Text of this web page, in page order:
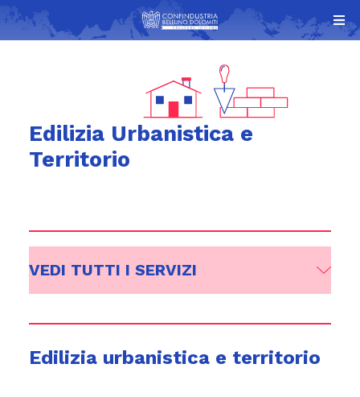
Edilizia Urbanistica e
Territorio
VEDI TUTTI I SERVIZI
Edilizia urbanistica e territorio